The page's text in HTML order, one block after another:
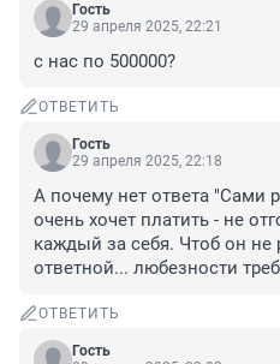
Гость
29 апреля 2025, 22:21
с нас по 500000?
ОТВЕТИТЬ
Гость
29 апреля 2025, 22:18
А почему нет ответа "Сами
очень хочет платить - не
каждый за себя. Чтоб он
ответной... любезности
ОТВЕТИТЬ
Гость